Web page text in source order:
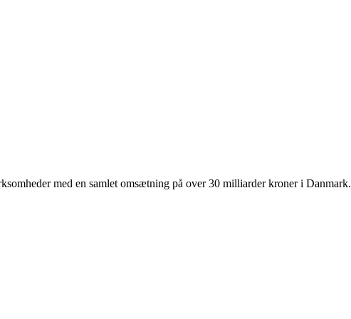
med en samlet omsætning på over 30 milliarder kroner i Danmark.